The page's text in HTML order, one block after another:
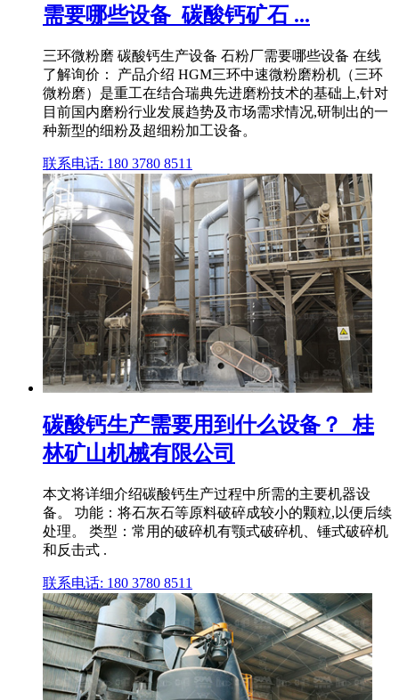
需要哪些设备_碳酸钙矿石 ...
三环微粉磨 碳酸钙生产设备 石粉厂需要哪些设备 在线
了解询价： 产品介绍 HGM三环中速微粉磨粉机（三环
微粉磨）是重工在结合瑞典先进磨粉技术的基础上,针对
目前国内磨粉行业发展趋势及市场需求情况,研制出的一
种新型的细粉及超细粉加工设备。
联系电话: 180 3780 8511
碳酸钙生产需要用到什么设备？_桂
林矿山机械有限公司
本文将详细介绍碳酸钙生产过程中所需的主要机器设
备。 功能：将石灰石等原料破碎成较小的颗粒,以便后续
处理。 类型：常用的破碎机有颚式破碎机、锤式破碎机
和反击式 .
联系电话: 180 3780 8511